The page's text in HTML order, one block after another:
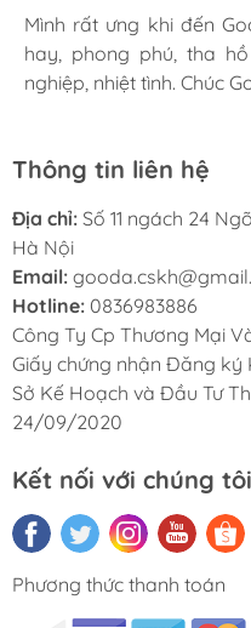
Mình rất ưng khi đến
hay, phong phú, tha
nghiệp, nhiệt tình. Chúc
Mình rất ưng khi đến
hay, phong phú, tha
nghiệp, nhiệt tình. Chúc
Mình rất ưng khi đến
hay, phong phú, tha
nghiệp, nhiệt tình. Chúc
Thông tin liên hệ
Địa chỉ: Số 11 ngách 24
Hà Nội
Email:
Hotline: 0836983886
Công Ty Cp Thương Mại
Giấy chứng nhận Đăng ký
Sở Kế Hoạch và Đầu Tư
24/09/2020
Kết nối với chúng tôi
Phương thức thanh toán